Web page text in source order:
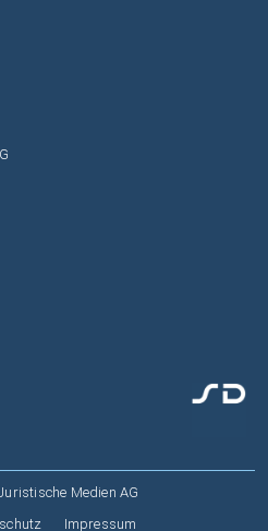
Medien AG
Impressum